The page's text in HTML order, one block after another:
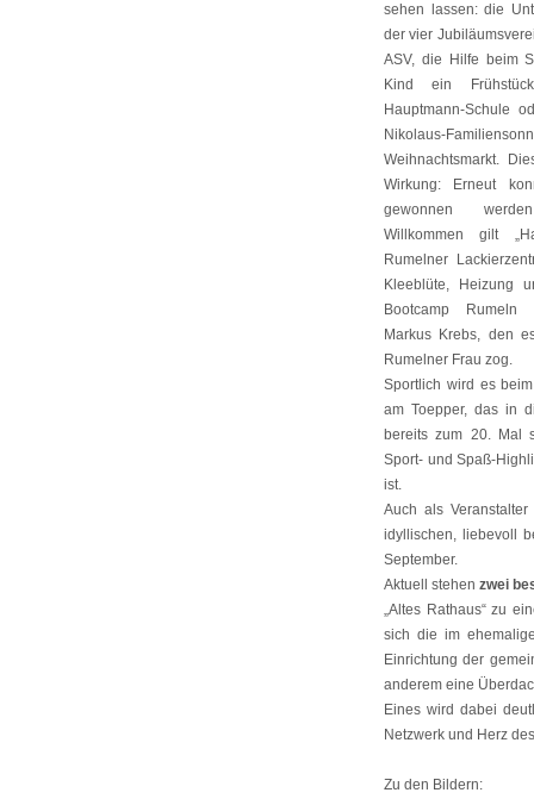
sehen lassen: die
der vier
ASV, die Hilfe beim
Kind ein
Hauptmann-Schule
Nikolaus-
Weihnachtsmarkt.
Wirkung: Erneut
gewonnen
Willkommen gilt
Rumelner
Kleeblüte, Heizung
Bootcamp Rumeln
Markus Krebs, den
Rumelner Frau zog.
Sportlich wird es
am Toepper, das in
bereits zum 20. Mal
Sport- und Spaß-
ist.
Auch als
idyllischen, liebevoll
September.
Aktuell stehen zwei
„Altes Rathaus“ zu
sich die im
Einrichtung der
anderem eine
Eines wird dabei
Netzwerk und Herz
Zu den Bildern: